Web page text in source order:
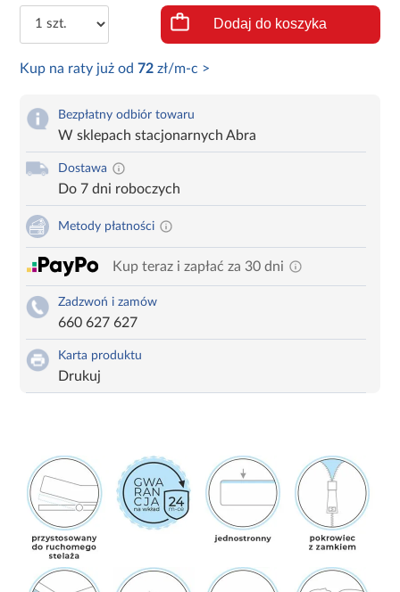
Dodaj do koszyka
Kup na raty już od72 zł/m-c >
Bezpłatny odbiór towaru
W sklepach stacjonarnych Abra
Dostawa
Do 7 dni roboczych
Metody płatności
Kup teraz i zapłać za 30 dni
Zadzwoń i zamów
660 627 627
Karta produktu
Drukuj